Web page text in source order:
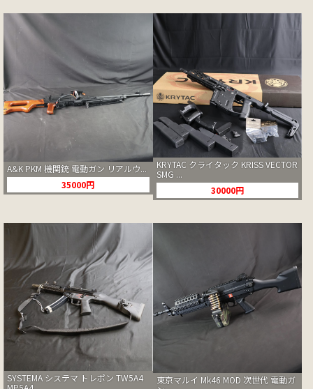
A&K PKM 機関銃 電動ガン リアルウ...
35000円
KRYTAC クライタック KRISS VECTOR
SMG ...
30000円
SYSTEMA システマ トレポン TW5A4
東京マルイ Mk46 MOD 次世代 電動ガ